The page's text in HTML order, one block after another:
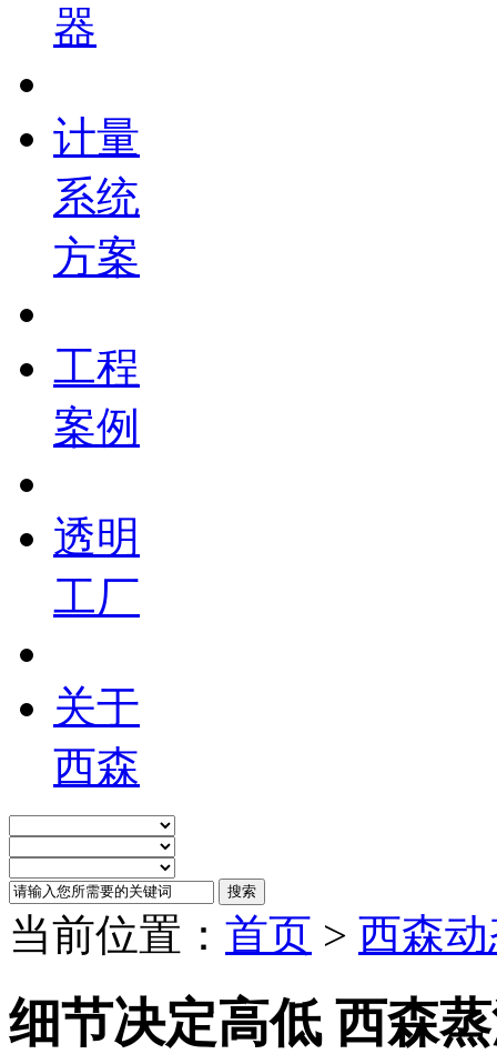
器
计量
系统
方案
工程
案例
透明
工厂
关于
西森
当前位置： 首页 > 西森
细节决定高低 西森